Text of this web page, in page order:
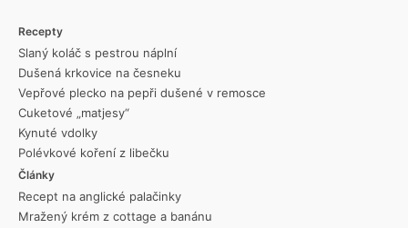
Recepty
Slaný koláč s pestrou náplní
Dušená krkovice na česneku
Vepřové plecko na pepři dušené v remosce
Cuketové „matjesy“
Kynuté vdolky
Polévkové koření z libečku
Články
Recept na anglické palačinky
Mražený krém z cottage a banánu